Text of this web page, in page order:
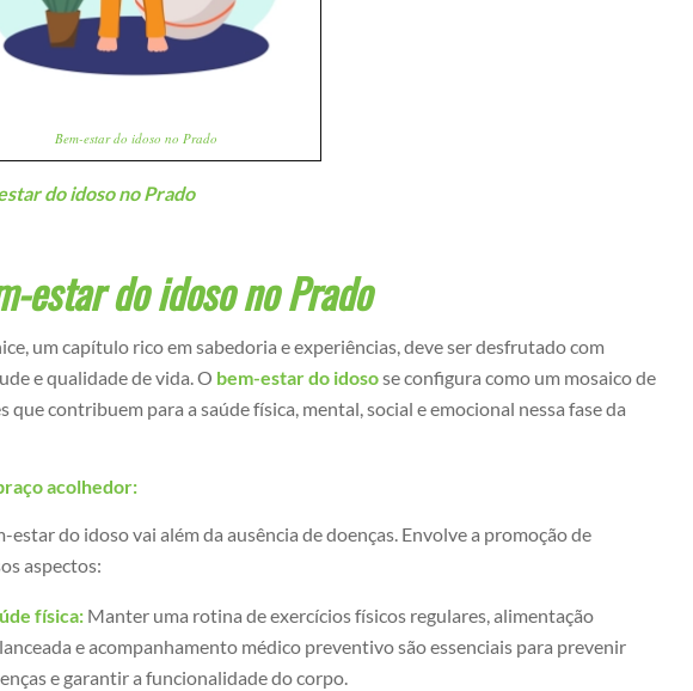
Bem-estar do idoso no Prado
do idoso no Prado
estar do idoso no Prado
um capítulo rico em sabedoria e experiências, deve ser desfrutado com
e qualidade de vida. O bem-estar do idosose configura como um mosaico de
que contribuem para a saúde física, mental, social e emocional nessa fase da
acolhedor:
estar do idoso vai além da ausência de doenças. Envolve a promoção de
aspectos:
física: Manter uma rotina de exercícios físicos regulares, alimentação
e acompanhamento médico preventivo são essenciais para prevenir
e garantir a funcionalidade do corpo.